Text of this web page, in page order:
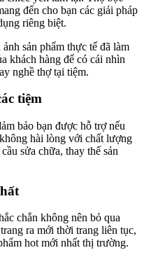
đến cho bạn các giải pháp
riêng biệt.
sản phẩm thực tế đã làm
khách hàng để có cái nhìn
nghề thợ tại tiệm.
tiệm
bảo bạn được hỗ trợ nếu
hài lòng với chất lượng
sửa chữa, thay thế sản
chắn không nên bỏ qua
ra mới thời trang liên tục,
hot mới nhất thị trường.